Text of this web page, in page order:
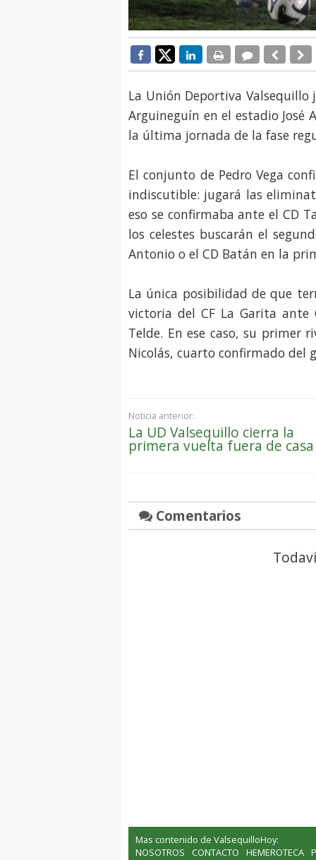
La Unión Deportiva Valsequillo
Arguineguín en el estadio
la última jornada de la fase
El conjunto de Pedro Vega
indiscutible: jugará las
eso se confirmaba ante el CD
los celestes buscarán el
Antonio o el CD Batán en la
La única posibilidad de que
victoria del CF La Garita ante
Telde. En ese caso, su primer
Nicolás, cuarto confirmado del
Noticia anterior:
La UD Valsequillo cierra la
primera vuelta fuera de casa
Comentarios
Mas contenido de ValsequilloHoy:
NOSOTROS
CONTACTO HEMEROTECA